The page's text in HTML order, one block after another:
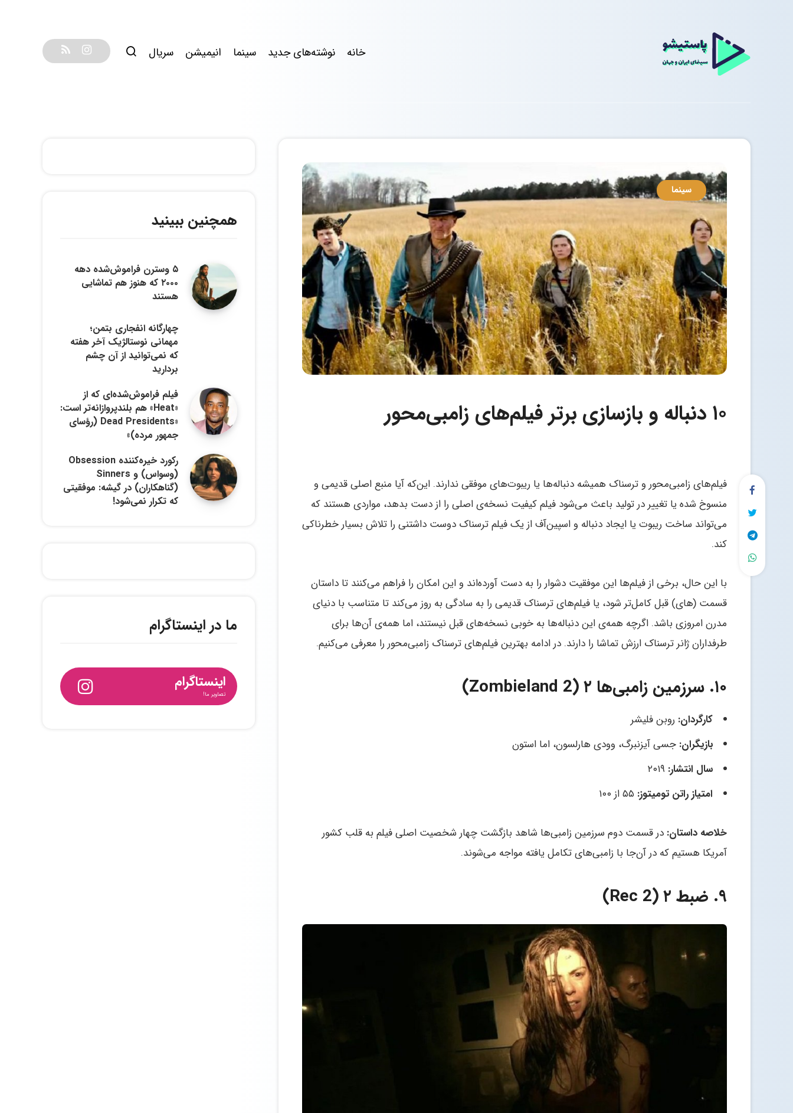
خانه نوشته‌های جدید سینما انیمیشن سریال
سینما
۱۰ دنباله‌ و بازسازی برتر فیلم‌های زامبی‌محور
فیلم‌های زامبی‌محور و ترسناک همیشه دنباله‌ها یا ریبوت‌های موفقی ندارند. این‌که آیا منبع اصلی قدیمی و
منسوخ شده یا تغییر در تولید باعث می‌شود فیلم کیفیت نسخه‌ی اصلی را از دست بدهد، مواردی هستند که
می‌تواند ساخت ریبوت یا ایجاد دنباله و اسپین‌آف از یک فیلم ترسناک دوست داشتنی را تلاش بسیار خطرناکی
کند.
با این حال، برخی از فیلم‌ها این موفقیت دشوار را به دست آورده‌اند و این امکان را فراهم می‌کنند تا داستان‌
قسمت‌ (های) قبل کامل‌تر شود، یا فیلم‌های ترسناک قدیمی را به سادگی به روز می‌کند تا متناسب با دنیای
مدرن امروزی باشد. اگرچه همه‌ی این دنباله‌ها به خوبی نسخه‌های قبل نیستند، اما همه‌ی آن‌ها برای
طرفداران ژانر ترسناک ارزش تماشا را دارند. در ادامه بهترین فیلم‌های ترسناک زامبی‌محور را معرفی می‌کنیم.
۱۰. سرزمین زامبی‌ها ۲ (Zombieland 2)
کارگردان: روبن فلیشر
بازیگران: جسی آیزنبرگ، وودی هارلسون، اما استون
سال انتشار: ۲۰۱۹
امتیاز راتن تومیتوز:
خلاصه داستان: در قسمت دوم سرزمین زامبی‌ها شاهد بازگشت چهار شخصیت اصلی فیلم به قلب کشور
آمریکا هستیم که در آن‌جا با زامبی‌های تکامل یافته مواجه می‌شوند.
۹. ضبط ۲ (Rec 2)
همچنین ببینید
۵ وسترن فراموش‌شده دهه
۲۰۰۰ که هنوز هم تماشایی
هستند
چهارگانه انفجاری بتمن؛
مهمانی نوستالژیک آخر هفته
که نمی‌توانید از آن چشم
بردارید
فیلم فراموش‌شده‌ای که از
«Heat» هم بلندپروازانه‌تر است:
«Dead Presidents (رؤسای
جمهور مرده)»
رکورد خیره‌کننده Obsession
(وسواس) و Sinners
(گناهکاران) در گیشه: موفقیتی
که تکرار نمی‌شود!
ما در اینستاگرام
اینستاگرام
تصاویر ما!